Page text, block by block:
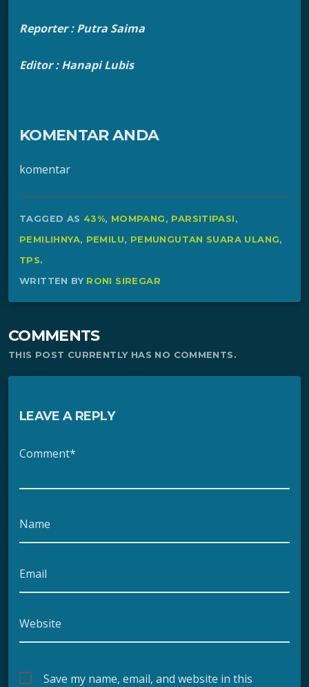
Reporter : Putra Saima
Editor : Hanapi Lubis
KOMENTAR ANDA
komentar
TAGGED AS 43%, MOMPANG, PARSITIPASI,
PEMILIHNYA, PEMILU, PEMUNGUTAN SUARA ULANG,
TPS.
WRITTEN BY RONI SIREGAR
COMMENTS
THIS POST CURRENTLY HAS NO COMMENTS.
LEAVE A REPLY
Comment*
Name
Email
Website
Save my name, email, and website in this